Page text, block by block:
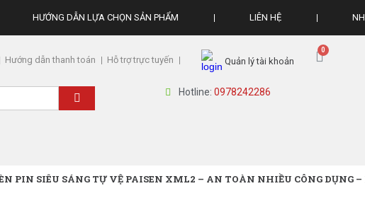
HƯỚNG DẪN LỰA CHỌN SẢN PHẨM LIÊN HỆ
Hướng dẫn thanh toán Hỗ trợ trực tuyến Quản lý tài khoản
Hotline: 0978242286
PIN SIÊU SÁNG TỰ VỆ PAISEN XML2 – AN TOÀN NHIỀU CÔNG DỤNG